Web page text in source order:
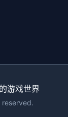
游戏世界
reserved.